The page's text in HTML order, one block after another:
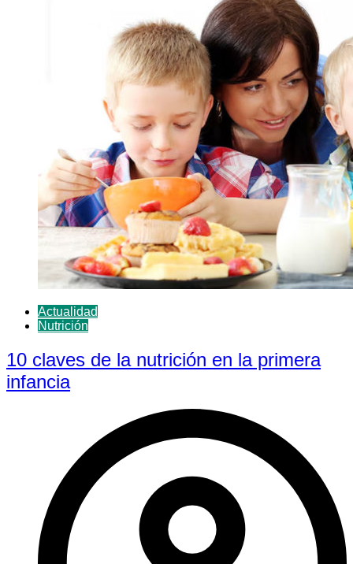
Actualidad
Nutrición
10 claves de la nutrición en la primera
infancia